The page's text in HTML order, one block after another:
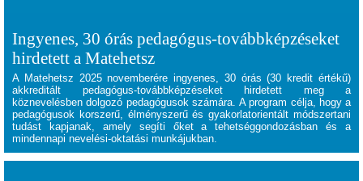
Ingyenes, 30 órás pedagógus-továbbképzéseket
hirdetett a Matehetsz
A Matehetsz 2025 novemberére ingyenes, 30 órás (30 kredit értékű)
akkreditált pedagógus-továbbképzéseket hirdetett meg a
köznevelésben dolgozó pedagógusok számára. A program célja, hogy a
pedagógusok korszerű, élményszerű és gyakorlatorientált módszertani
tudást kapjanak, amely segíti őket a tehetséggondozásban és a
mindennapi nevelési-oktatási munkájukban.